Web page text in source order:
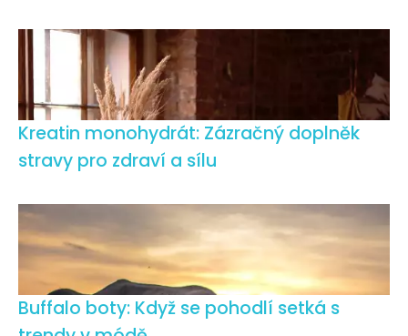
Kreatin monohydrát: Zázračný doplněk
stravy pro zdraví a sílu
Buffalo boty: Když se pohodlí setká s